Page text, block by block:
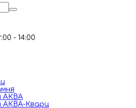
- 14:00
АКВА
АКВА-Кварц